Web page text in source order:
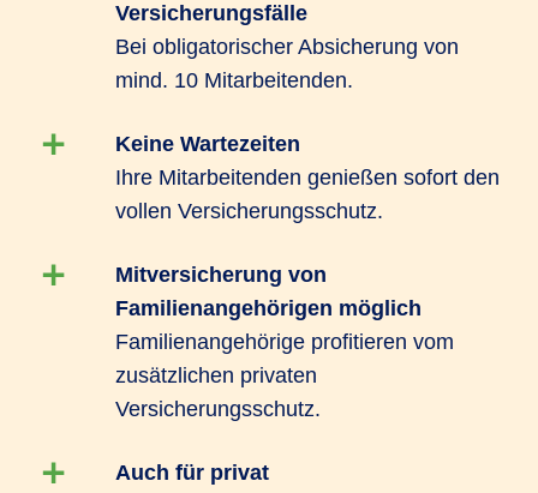
und Beitragsfreistellung in entgeltfreien Zeiten,
sind auch bereits laufende medizinische
Behandlungen im Versicherungsschutz
Mitarbeitenden die Versicherung ohne
Gesundheitsprüfung abschließen.
Schutz vor gravierenden finanziellen Lücken wie
zum Beispiel durch Leistungen für Zahnersatz
und Auslandsreisekrankenversicherung und
kann mit Hilfen zur schnellen Genesung
punkten. Daneben zeichnet es sich durch
Gesundheitsvorsorge wie Schutzimpfungen und
Versicherungsfälle
Bei obligatorischer Absicherung von
mind. 10 Mitarbeitenden.
Keine Wartezeiten
Ihre Mitarbeitenden genießen sofort den
vollen Versicherungsschutz.
Mitversicherung von
Familienangehörigen möglich
Familienangehörige profitieren vom
zusätzlichen privaten
Versicherungsschutz.
Auch für privat